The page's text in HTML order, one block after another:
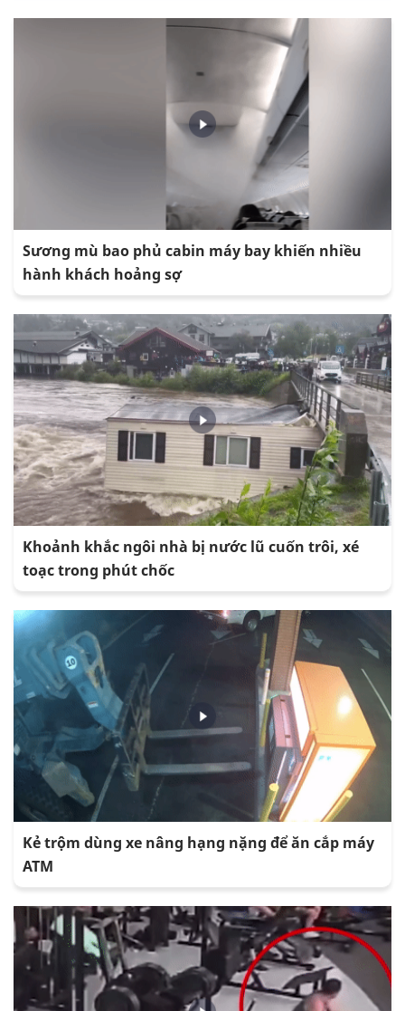
Sương mù bao phủ cabin máy bay khiến nhiều
hành khách hoảng sợ
Khoảnh khắc ngôi nhà bị nước lũ cuốn trôi, xé
toạc trong phút chốc
Kẻ trộm dùng xe nâng hạng nặng để ăn cắp máy
ATM